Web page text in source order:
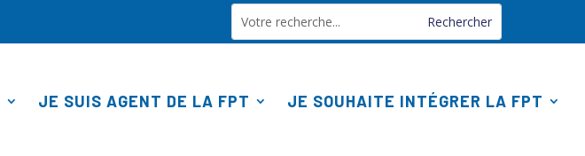
JE SUIS AGENT DE LA FPT JE SOUHAITE INTÉGRER LA FPT